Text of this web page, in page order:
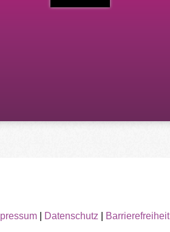
| Datenschutz Barrierefreiheit